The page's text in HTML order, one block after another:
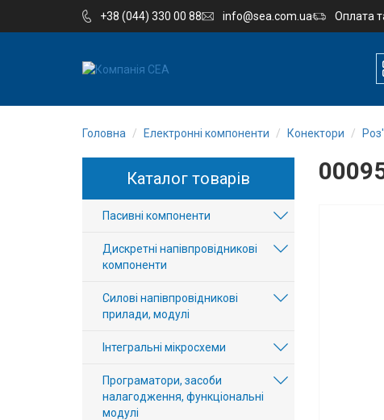
+38 (044) 330 00 88 info@sea.com.ua Оплата
Компанія
Виробництво
Послуги
Новини
Вакансії
авторизація
Головна Електронні компоненти Конектори
Каталог товарів
Пасивні компоненти
Дискретні напівпровідникові
компоненти
Силові напівпровідникові
прилади, модулі
Інтегральні мікросхеми
Програматори, засоби
налагодження, функціональні
модулі